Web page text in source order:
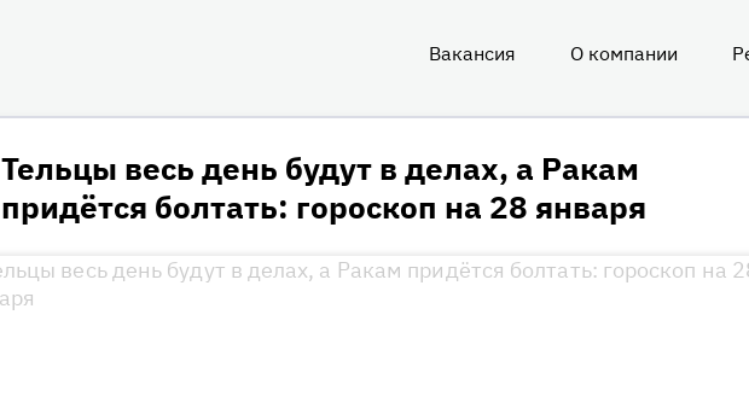
Вакансия О компании
Тельцы весь день будут в делах, а Ракам
придётся болтать: гороскоп на 28 января